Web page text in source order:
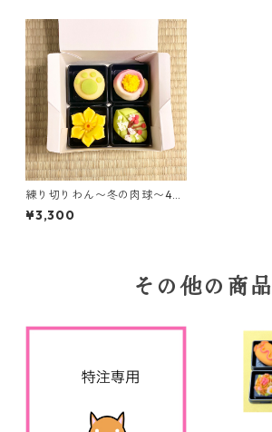
練り切りわん〜冬の肉球〜4個
セット
¥3,300
その他の商品